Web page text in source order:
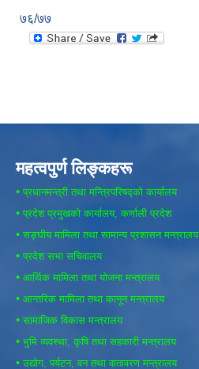
७६/७७
महत्वपुर्ण लिङ्कहरू
• प्रधानमन्त्री तथा मन्त्रिपरिषद्को कार्यालय
• प्रदेश प्रमुखको कार्यालय, कर्णाली प्रदेश
• सङ्घीय मामिला तथा सामान्य प्रशासन मन्त्रालय
• प्रदेश सभा सचिवालय
• आर्थिक मामिला तथा योजना मन्त्रालय
• आन्तरिक मामिला तथा कानून मन्त्रालय
• सामाजिक विकास मन्त्रालय
• भुमि व्यवस्था, कृषि तथा सहकारी मन्त्रालय
• उद्योग, पर्यटन, वन तथा वातावरण मन्त्रालय